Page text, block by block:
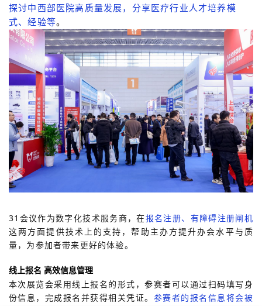
探讨中西部医院高质量发展，分享医疗行业人才培养模
式、经验等。
31会议作为数字化技术服务商，在报名注册、有障碍注册闸机
这两方面提供技术上的支持，帮助主办方提升办会水平与质
量，为参加者带来更好的体验。
线上报名 高效信息管理
本次展览会采用线上报名的形式，参赛者可以通过扫码填写身
份信息，完成报名并获得相关凭证。 参赛者的报名信息将会被